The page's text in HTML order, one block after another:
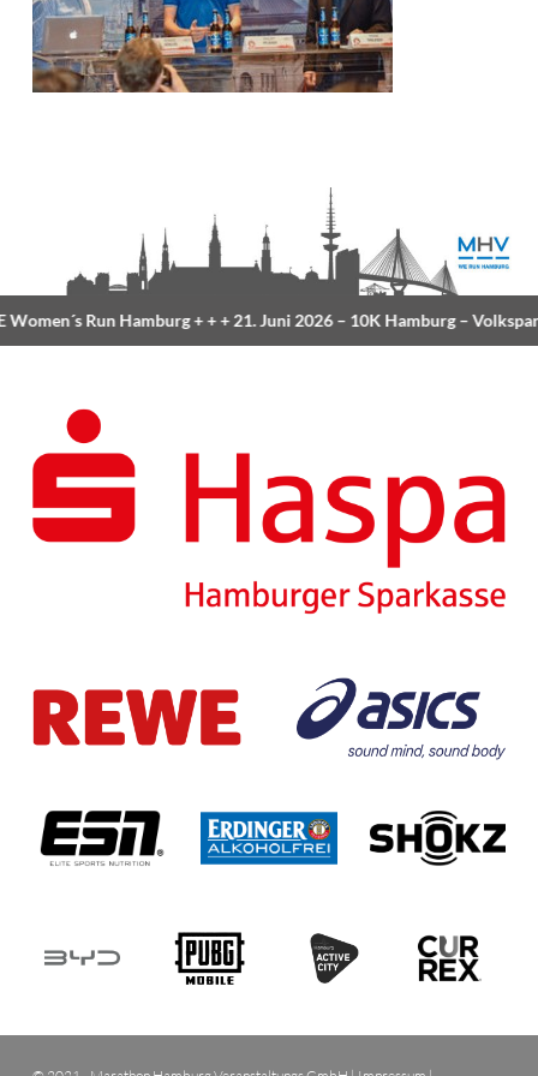
Run Hamburg+ + +21. Juni 2026 –10K Hamburg–